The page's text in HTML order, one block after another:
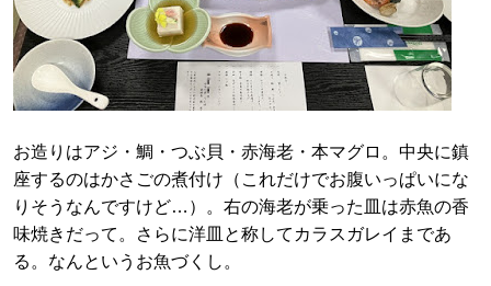
お造りはアジ・鯛・つぶ貝・赤海老・本マグロ。中央に鎮
座するのはかさごの煮付け（これだけでお腹いっぱいにな
りそうなんですけど…）。右の海老が乗った皿は赤魚の香
味焼きだって。さらに洋皿と称してカラスガレイまであ
る。なんというお魚づくし。